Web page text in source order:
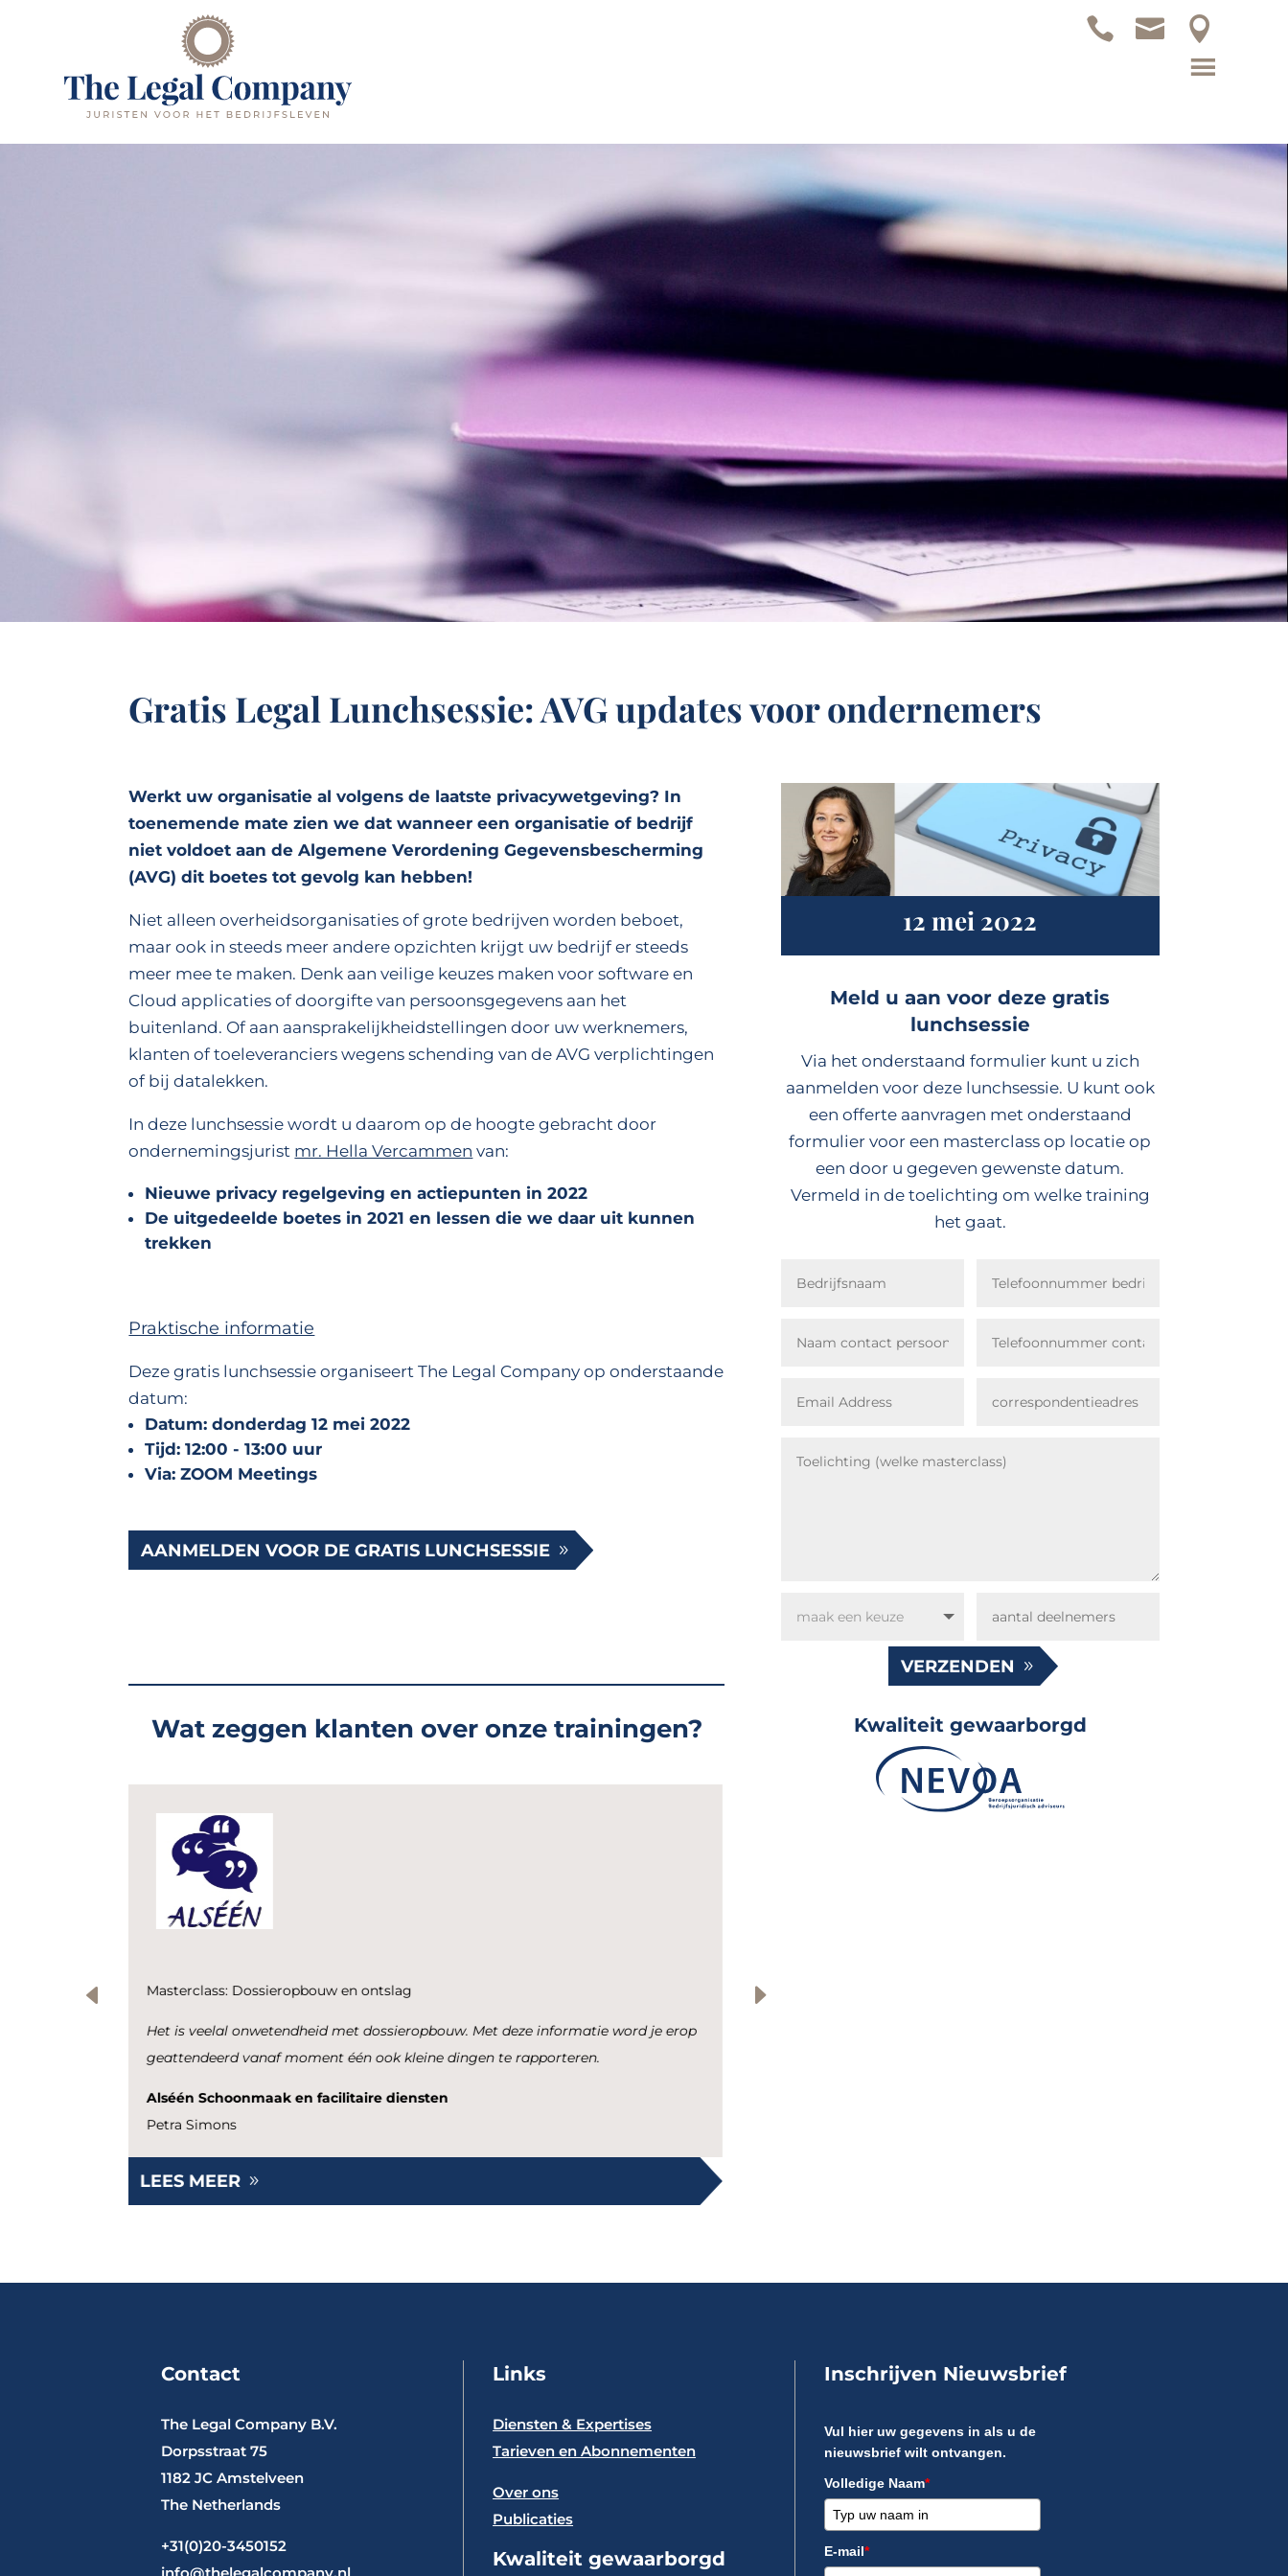
Gratis Legal Lunchsessie: AVG updates voor ondernemers
Werkt uw organisatie al volgens de laatste privacywetgeving? In
toenemende mate zien we dat wanneer een organisatie of bedrijf
niet voldoet aan de Algemene Verordening Gegevensbescherming
(AVG) dit boetes tot gevolg kan hebben!
Niet alleen overheidsorganisaties of grote bedrijven worden beboet,
maar ook in steeds meer andere opzichten krijgt uw bedrijf er steeds
meer mee te maken. Denk aan veilige keuzes maken voor software en
Cloud applicaties of doorgifte van persoonsgegevens aan het
buitenland. Of aan aansprakelijkheidstellingen door uw werknemers,
klanten of toeleveranciers wegens schending van de AVG verplichtingen
of bij datalekken.
In deze lunchsessie wordt u daarom op de hoogte gebracht door
ondernemingsjurist mr. Hella Vercammen van:
Nieuwe privacy regelgeving en actiepunten in 2022
De uitgedeelde boetes in 2021 en lessen die we daar uit kunnen
trekken
Praktische informatie
Deze gratis lunchsessie organiseert The Legal Company op onderstaande
datum:
Datum: donderdag 12 mei 2022
Tijd: 12:00 - 13:00 uur
Via: ZOOM Meetings
AANMELDEN VOOR DE GRATIS LUNCHSESSIE
12 mei 2022
Meld u aan voor deze gratis
lunchsessie
Via het onderstaand formulier kunt u zich
aanmelden voor deze lunchsessie. U kunt ook
een offerte aanvragen met onderstaand
formulier voor een masterclass op locatie op
een door u gegeven gewenste datum.
Vermeld in de toelichting om welke training
het gaat.
VERZENDEN
Wat zeggen klanten over onze trainingen?
deze informatie word je erop
Zeker voor beginnend HR medewerkers in de schoonmaakbranche is deze
masterclass een aanrader, aangezien het een vrij ingrijpend artikel in de cao kan
betekenen.
BalansSchoonmaak- en Bedrijfsdiensten B.V.
Kwaliteit gewaarborgd
Contact
The Legal Company B.V.
Dorpsstraat 75
1182 JC Amstelveen
The Netherlands
+31(0)20-3450152
Links
Diensten & Expertises
Tarieven en Abonnementen
Over ons
Publicaties
Kwaliteit gewaarborgd
Inschrijven Nieuwsbrief
Vul hier uw gegevens in als u de
nieuwsbrief wilt ontvangen.
Volledige Naam*
E-mail*